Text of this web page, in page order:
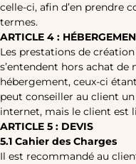
celle-ci, afin d’en prendre
termes.
ARTICLE 4 :
Les prestations de
s’entendent hors achat
hébergement, ceux-ci
peut conseiller au client
internet, mais le client est
ARTICLE 5 : DEVIS
5.1 Cahier des Charges
Il est recommandé au